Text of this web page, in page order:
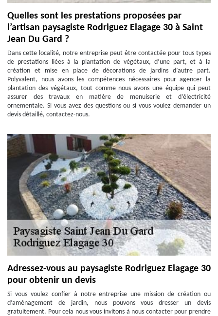
Quelles sont les prestations proposées par
l’artisan paysagiste Rodriguez Elagage 30 à Saint
Jean Du Gard ?
Dans cette localité, notre entreprise peut être contactée pour tous types
de prestations liées à la plantation de végétaux, d’une part, et à la
création et mise en place de décorations de jardins d’autre part.
Polyvalent, nous avons les compétences nécessaires pour agencer la
plantation des végétaux, tout comme nous avons une équipe qui peut
assurer des travaux en matière de menuiserie et d’électricité
ornementale. Si vous avez des questions ou si vous voulez demander un
devis détaillé, contactez-nous.
Adressez-vous au paysagiste Rodriguez Elagage 30
pour obtenir un devis
Si vous voulez confier à notre entreprise une mission de création ou
d’aménagement de jardin, nous pouvons vous dresser un devis
gratuitement. Pour cela nous vous invitons à nous contacter pour prendre